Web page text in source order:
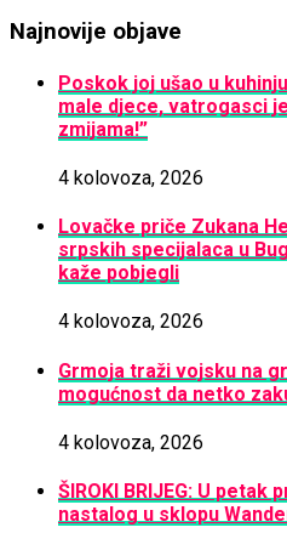
Najnovije objave
Poskok joj ušao u
male djece, vatrogasci
zmijama!”
4 kolovoza, 2026
Lovačke priče Zukana
srpskih specijalaca u
kaže pobjegli
4 kolovoza, 2026
Grmoja traži vojsku na
mogućnost da netko
4 kolovoza, 2026
ŠIROKI BRIJEG: U
nastalog u sklopu